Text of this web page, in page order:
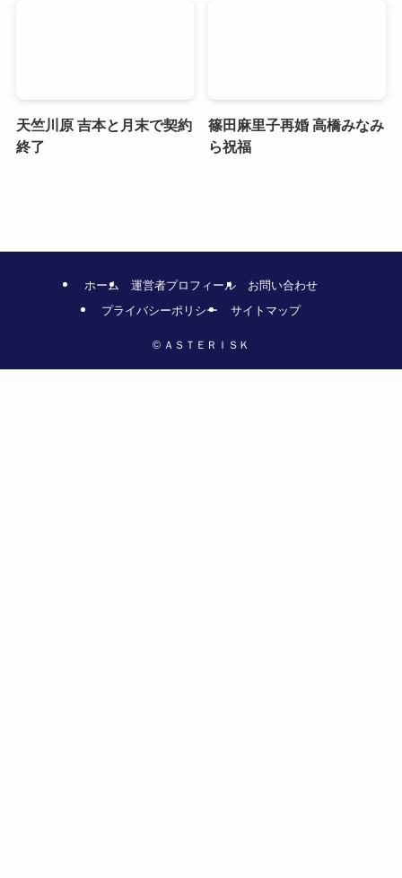
天竺川原 吉本と月末で契約
終了
篠田麻里子再婚 高橋みなみ
ら祝福
ホーム 運営者プロフィール
お問い合わせ
プライバシーポリシー
サイトマップ
© ＡＳＴＥＲＩＳＫ